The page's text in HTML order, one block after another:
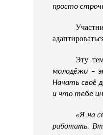
просто
Эту
молодёжи –
Начать своё
и что тебе
«Я на
работать.